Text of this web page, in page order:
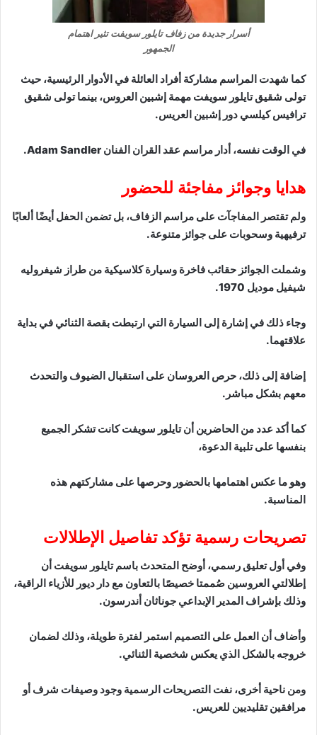
أسرار جديدة من زفاف تايلور سويفت تثير اهتمام
الجمهور
كما شهدت المراسم مشاركة أفراد العائلة في الأدوار الرئيسية، حيث
تولى شقيق تايلور سويفت مهمة إشبين العروس، بينما تولى شقيق
ترافيس كيلسي دور إشبين العريس.
في الوقت نفسه، أدار مراسم عقد القران الفنان Adam Sandler.
هدايا وجوائز مفاجئة للحضور
ولم تقتصر المفاجآت على مراسم الزفاف، بل تضمن الحفل أيضًا ألعابًا
ترفيهية وسحوبات على جوائز متنوعة.
وشملت الجوائز حقائب فاخرة وسيارة كلاسيكية من طراز شيفروليه
شيفيل موديل 1970.
وجاء ذلك في إشارة إلى السيارة التي ارتبطت بقصة الثنائي في بداية
علاقتهما.
إضافة إلى ذلك، حرص العروسان على استقبال الضيوف والتحدث
معهم بشكل مباشر.
كما أكد عدد من الحاضرين أن تايلور سويفت كانت تشكر الجميع
بنفسها على تلبية الدعوة،
وهو ما عكس اهتمامها بالحضور وحرصها على مشاركتهم هذه
المناسبة.
تصريحات رسمية تؤكد تفاصيل الإطلالات
وفي أول تعليق رسمي، أوضح المتحدث باسم تايلور سويفت أن
إطلالتي العروسين صُممتا خصيصًا بالتعاون مع دار ديور للأزياء الراقية،
وذلك بإشراف المدير الإبداعي جوناثان أندرسون.
وأضاف أن العمل على التصميم استمر لفترة طويلة، وذلك لضمان
خروجه بالشكل الذي يعكس شخصية الثنائي.
ومن ناحية أخرى، نفت التصريحات الرسمية وجود وصيفات شرف أو
مرافقين تقليديين للعريس.